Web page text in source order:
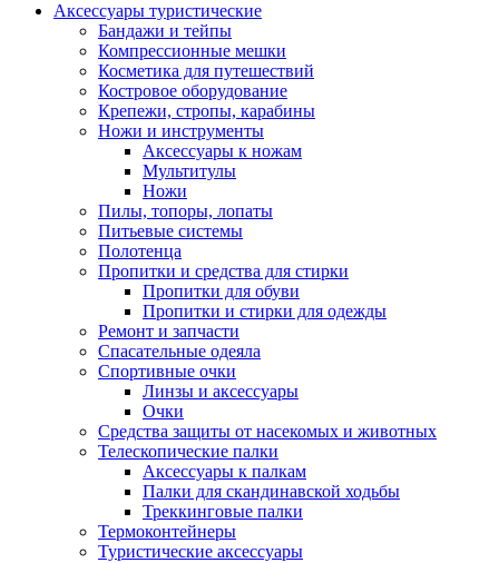
Аксессуары туристические
Бандажи и тейпы
Компрессионные мешки
Косметика для путешествий
Костровое оборудование
Крепежи, стропы, карабины
Ножи и инструменты
Аксессуары к ножам
Мультитулы
Ножи
Пилы, топоры, лопаты
Питьевые системы
Полотенца
Пропитки и средства для стирки
Пропитки для обуви
Пропитки и стирки для одежды
Ремонт и запчасти
Спасательные одеяла
Спортивные очки
Линзы и аксессуары
Очки
Средства защиты от насекомых и животных
Телескопические палки
Аксессуары к палкам
Палки для скандинавской ходьбы
Треккинговые палки
Термоконтейнеры
Туристические аксессуары